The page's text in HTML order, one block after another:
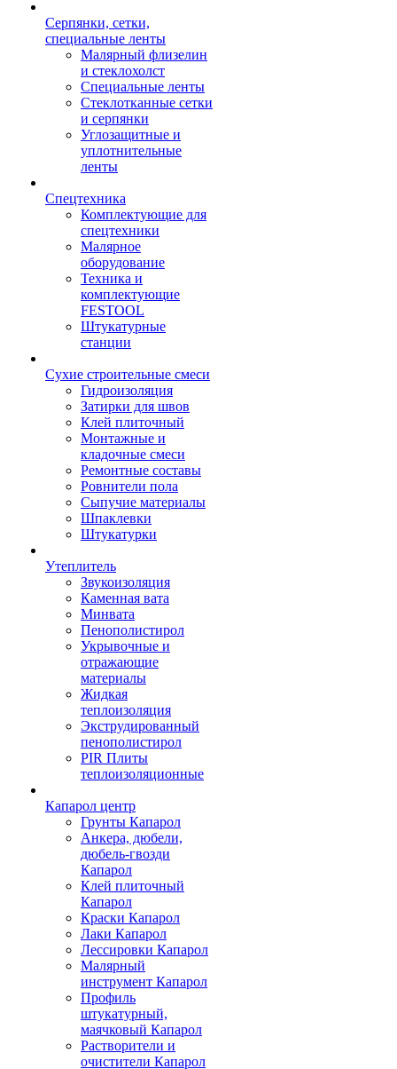
Серпянки, сетки,
специальные ленты
Малярный флизелин
и стеклохолст
Специальные ленты
Стеклотканные сетки
и серпянки
Углозащитные и
уплотнительные
ленты
Спецтехника
Комплектующие для
спецтехники
Малярное
оборудование
Техника и
комплектующие
FESTOOL
Штукатурные
станции
Сухие строительные смеси
Гидроизоляция
Затирки для швов
Клей плиточный
Монтажные и
кладочные смеси
Ремонтные составы
Ровнители пола
Сыпучие материалы
Шпаклевки
Штукатурки
Утеплитель
Звукоизоляция
Каменная вата
Минвата
Пенополистирол
Укрывочные и
отражающие
материалы
Жидкая
теплоизоляция
Экструдированный
пенополистирол
PIR Плиты
теплоизоляционные
Капарол центр
Грунты Капарол
Анкера, дюбели,
дюбель-гвозди
Капарол
Клей плиточный
Капарол
Краски Капарол
Лаки Капарол
Лессировки Капарол
Малярный
инструмент Капарол
Профиль
штукатурный,
маячковый Капарол
Растворители и
очистители Капарол